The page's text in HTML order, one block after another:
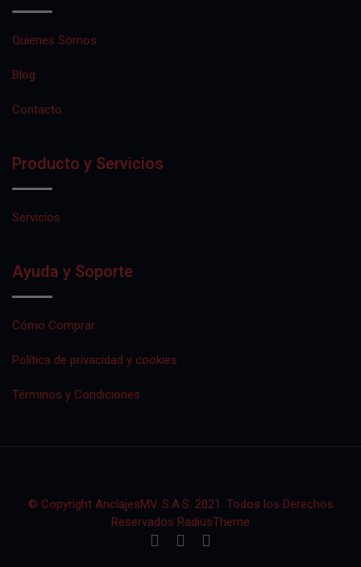
Quienes Somos
Blog
Contacto
Producto y Servicios
Servicios
Ayuda y Soporte
Cómo Comprar
Política de privacidad y cookies
Términos y Condiciones
© Copyright AnclajesMV. S.A.S. 2021. Todos los Derechos
Reservados RadiusTheme